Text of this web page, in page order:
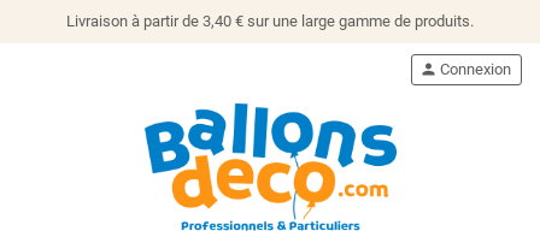
Livraison à partir de 3,40 € sur une large gamme de produits.
person Connexion